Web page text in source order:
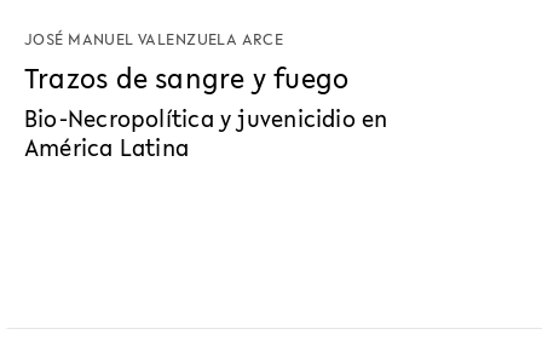
JOSÉ MANUEL VALENZUELA ARCE
Trazos de sangre y fuego
Bio-Necropolítica y juvenicidio en
América Latina